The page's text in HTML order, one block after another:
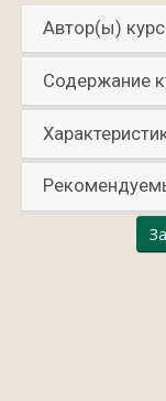
Автор(ы)
Содержание